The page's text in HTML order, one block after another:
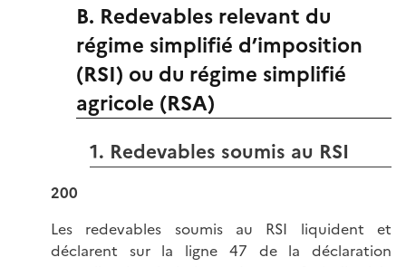
B. Redevables relevant du
régime simplifié d’imposition
(RSI) ou du régime simplifié
agricole (RSA)
1. Redevables soumis au RSI
200
Les redevables soumis au RSI liquident et
déclarent sur la ligne 47 de la déclaration